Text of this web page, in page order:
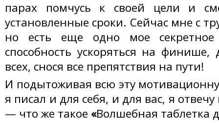
парах помчусь к своей цели и
установленные сроки. Сейчас мне с
но есть еще одно мое
способность ускоряться на финише,
всех, снося все препятствия на пути!
И подытоживая всю эту
я писал и для себя, и для вас, я
— что же такое «Волшебная таблетка